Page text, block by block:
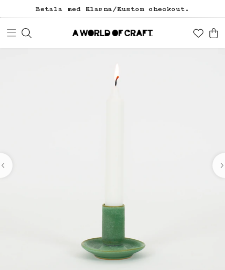
Betala med Klarna/Kustom checkout.